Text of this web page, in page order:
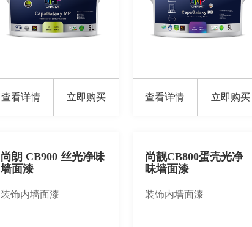
查看详情 立即购买 查看详情 立即购买
尚朗 CB900 丝光净味
墙面漆
装饰内墙面漆
尚靓CB800蛋壳光净
味墙面漆
装饰内墙面漆